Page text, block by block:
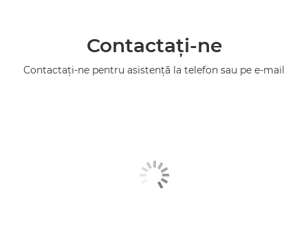
Contactaţi-ne
Contactaţi-ne pentru asistenţă la telefon sau pe e-mail